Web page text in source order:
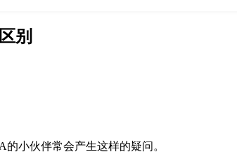
别
的小伙伴常会产生这样的疑问。